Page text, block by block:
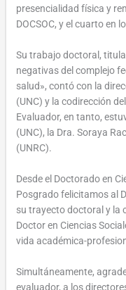
presencialidad física y
DOCSOC, y el cuarto en
Su trabajo doctoral,
negativas del complejo
salud», contó con la
(UNC) y la codirección
Evaluador, en tanto,
(UNC), la Dra. Soraya
(UNRC).
Desde el Doctorado en
Posgrado felicitamos al
su trayecto doctoral y la
Doctor en Ciencias
vida académica-
Simultáneamente,
evaluador, a los